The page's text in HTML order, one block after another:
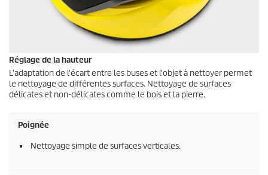
Réglage de la hauteur
L'adaptation de l'écart entre les buses et l'objet à nettoyer permet
le nettoyage de différentes surfaces. Nettoyage de surfaces
délicates et non-délicates comme le bois et la pierre.
Poignée
Nettoyage simple de surfaces verticales.